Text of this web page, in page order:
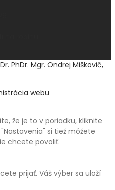
PhDr. Mgr. Ondrej Miškovič,
webu
že je to v poriadku, kliknite
si tiež môžete
chcete povoliť.
prijať. Váš výber sa uloží